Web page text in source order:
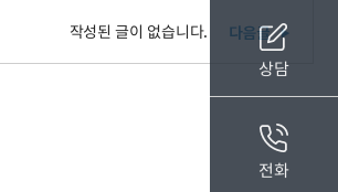
작성된 글이 없습니다.
상담
전화